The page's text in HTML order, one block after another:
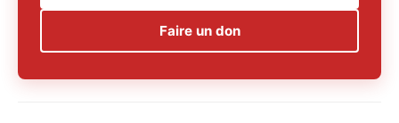
Faire un don